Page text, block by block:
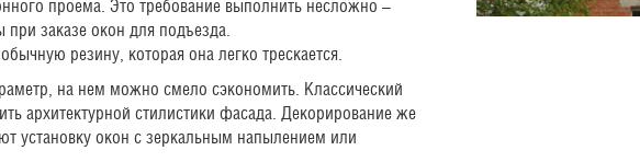
проема. Это требование выполнить несложно –
заказе окон для подъезда.
резину, которая она легко трескается.
на нем можно смело сэкономить. Классический
архитектурной стилистики фасада. Декорирование же
установку окон с зеркальным напылением или